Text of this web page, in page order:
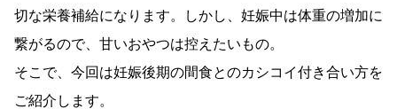
切な栄養補給になります。しかし、妊娠中は体重の増加に
繋がるので、甘いおやつは控えたいもの。
そこで、今回は妊娠後期の間食とのカシコイ付き合い方を
ご紹介します。